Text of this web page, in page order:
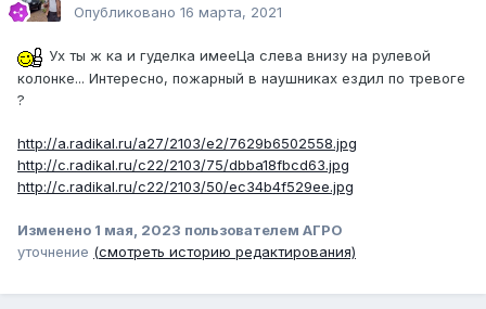
Опубликовано 16 марта, 2021
Ух ты ж ка и гуделка имееЦа слева внизу на рулевой
колонке... Интересно, пожарный в наушниках ездил по тревоге
?
http://a.radikal.ru/a27/2103/e2/7629b6502558.jpg
http://c.radikal.ru/c22/2103/75/dbba18fbcd63.jpg
http://c.radikal.ru/c22/2103/50/ec34b4f529ee.jpg
Изменено 1 мая, 2023 пользователем АГРО
уточнение (смотреть историю редактирования)